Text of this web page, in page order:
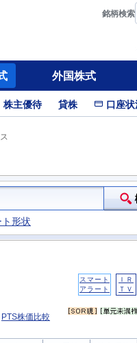
銘柄検索
外国株式
株主優待 貸株 口座
形状
スマート
アラート
ＩＲ
ＴＶ
PTS株価比較